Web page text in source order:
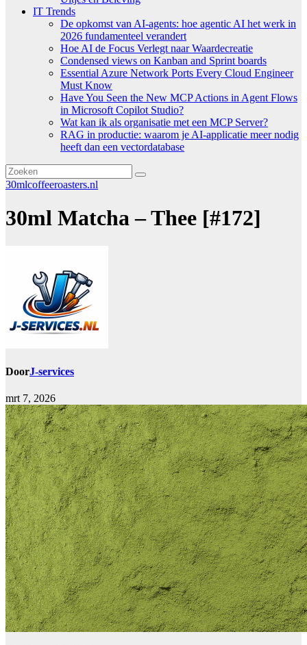
IT Trends
De opkomst van AI-agents: hoe agentic AI het werk in
2026 fundamenteel verandert
Hoe AI de Focus Verlegt naar Waardecreatie
Condensed views on Kanban and Sprint boards
Essential Azure Network Ports Every Cloud Engineer
Must Know
Have You Seen the New MCP Actions in Agent Flows
in Microsoft Copilot Studio?
Wat kan ik als organisatie met een MCP Server?
RAG in productie: waarom je AI-applicatie meer nodig
heeft dan een vectordatabase
30mlcoffeeroasters.nl
30ml Matcha – Thee [#172]
DoorJ-services
mrt 7, 2026